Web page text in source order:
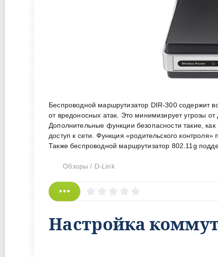
Беспроводной маршрутизатор DIR-300 содержит
от вредоносных атак. Это минимизирует угрозы
Дополнительные функции безопасности такие,
доступ к сети. Функция «родительского
Также беспроводной маршрутизатор 802.11g
Обзоры / D-Link
Настройка